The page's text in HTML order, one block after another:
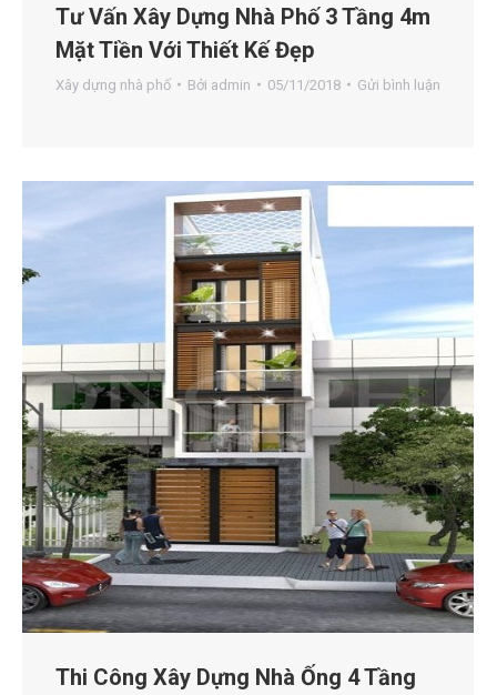
Tư Vấn Xây Dựng Nhà Phố 3 Tầng 4m
Mặt Tiền Với Thiết Kế Đẹp
Xây dựng nhà phố Bởi admin 05/11/2018 Gửi bình luận
Thi Công Xây Dựng Nhà Ống 4 Tầng